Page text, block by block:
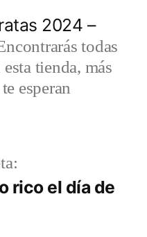
2024 –
todas
tienda, más
esperan
rico el día de